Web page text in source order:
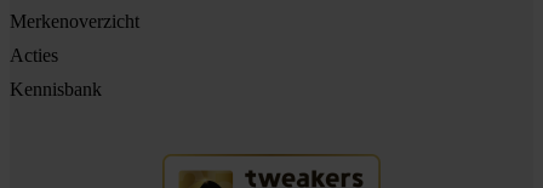
Merkenoverzicht
Acties
Kennisbank